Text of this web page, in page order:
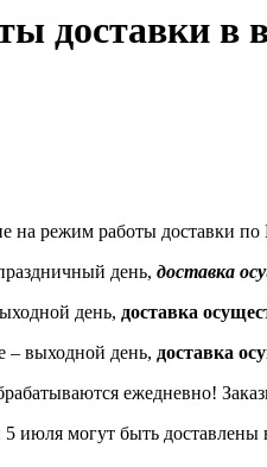
доставки в
на режим работы доставки
день, доставка
день, доставка
– выходной день, доставка
ежедневно!
июля могут быть доставлены